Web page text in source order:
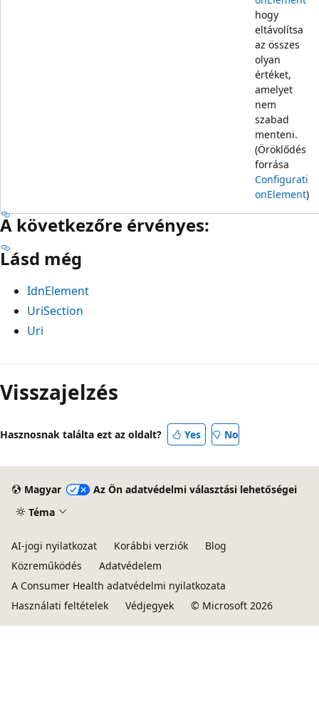
hogy
eltávolítsa
az összes
olyan
értéket,
amelyet
nem
szabad
menteni.
(Öröklődés
forrása
Configurati
onElement)
A következőre érvényes:
Lásd még
IdnElement
UriSection
Uri
Visszajelzés
Hasznosnak találta ezt az oldalt? Yes No
Magyar
Az Ön adatvédelmi választási lehetőségei
Téma
AI-jogi nyilatkozat Korábbi verziók
Blog
Közreműködés
Adatvédelem
A Consumer Health adatvédelmi nyilatkozata
Használati feltételek
Védjegyek © Microsoft 2026